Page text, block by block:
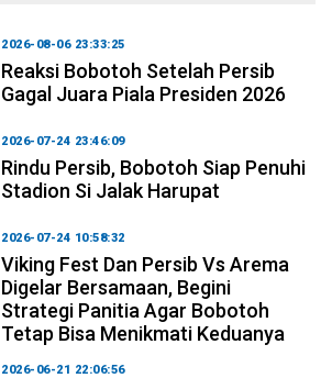
2026-08-06 23:33:25
Reaksi Bobotoh Setelah Persib
Gagal Juara Piala Presiden 2026
2026-07-24 23:46:09
Rindu Persib, Bobotoh Siap Penuhi
Stadion Si Jalak Harupat
2026-07-24 10:58:32
Viking Fest Dan Persib Vs Arema
Digelar Bersamaan, Begini
Strategi Panitia Agar Bobotoh
Tetap Bisa Menikmati Keduanya
2026-06-21 22:06:56